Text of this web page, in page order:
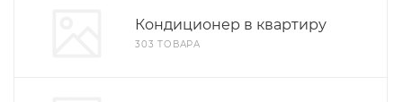
Кондиционер в квартиру
303 ТОВАРА